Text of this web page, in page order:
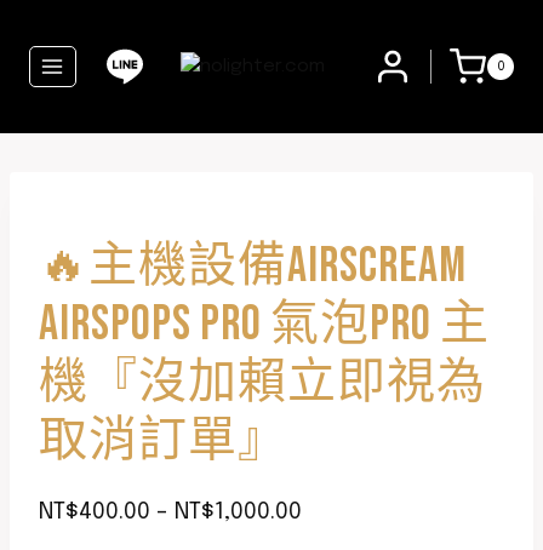
0
🔥主機設備AIRSCREAM
AIRSPOPS PRO 氣泡PRO 主
機『沒加賴立即視為
取消訂單』
NT$400.00 – NT$1,000.00